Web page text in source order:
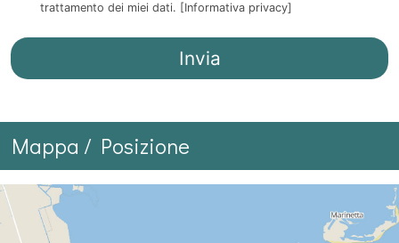
trattamento dei miei dati. [Informativa privacy]
Mappa / Posizione